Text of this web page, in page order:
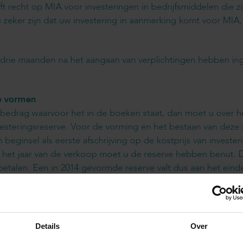
Details Over
recht op MIA voor investeringen in bedrijfsmiddelen die
zijn dat uw investering in aanmerking komt voor
maanden na het aangaan van verplichtingen hebben
vormen
waarvoor het in de boeken staat, dan moet u over
Voor de vorming en het bestaan van deze
als eerste afschrijving op de kostprijs van
jaar van de verkoop moet u de reserve hebben benut.
Een in 2014 gevormde reserve valt dus aan het
einde van het jaar tot herinvestering over te gaan.
vast.